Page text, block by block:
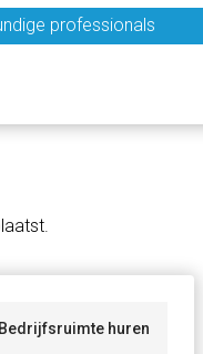
professionals
Bedrijfsruimte huren